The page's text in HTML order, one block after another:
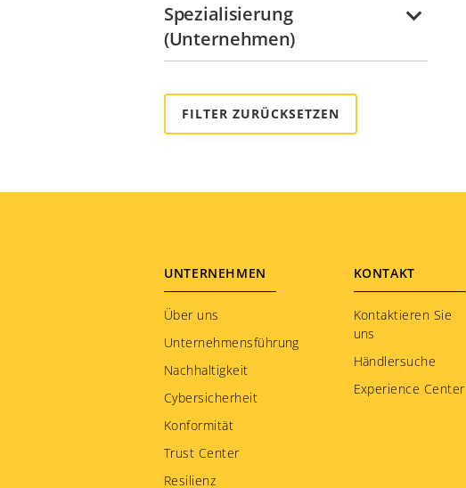
Jungferninseln
Kaimaninseln
Kasachstan
Kroatien
Spezialisierung
(Unternehmen)
Footer
menu
UNTERNEHMEN
Über uns
Unternehmensführung
Nachhaltigkeit
Cybersicherheit
Konformität
Trust Center
Resilienz
KONTAKT
Kontaktieren Sie
uns
Händlersuche
Experience Center